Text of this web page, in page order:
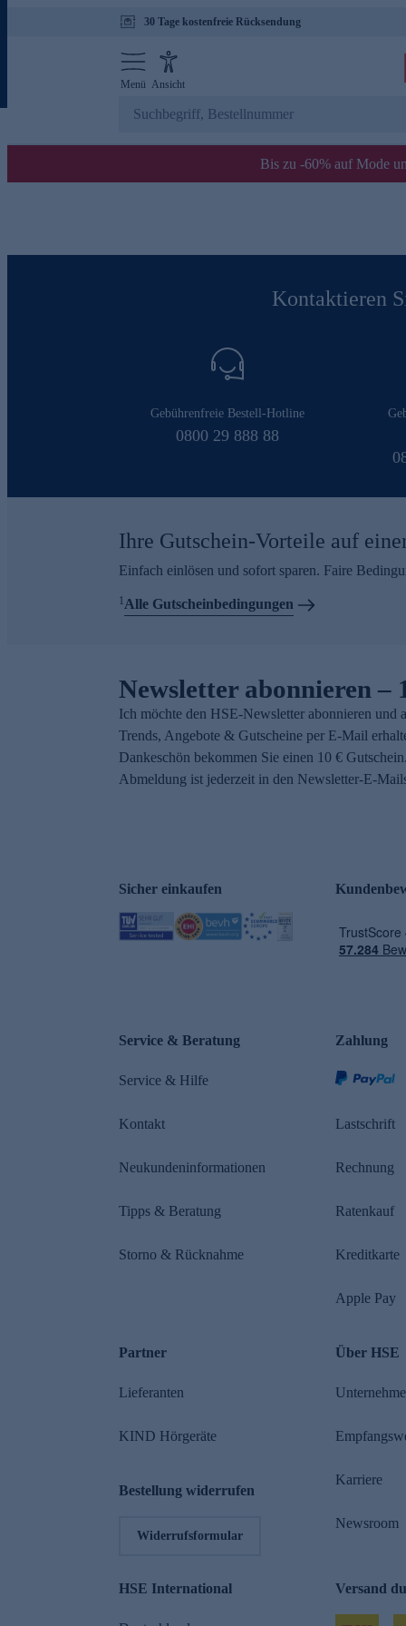
30 Tage kostenfreie Rücksendung
Menü Ansicht
Bis zu -60% auf Mode
Kontaktieren
Gebührenfreie Bestell-Hotline
0800 29 888 88
Ihre Gutschein-Vorteile auf
Einfach einlösen und sofort sparen. Faire
1Alle Gutscheinbedingungen
Newsletter abonnieren –
Ich möchte den HSE-Newsletter abonnieren und
Trends, Angebote & Gutscheine per E-Mail
Dankeschön bekommen Sie einen 10 €
Abmeldung ist jederzeit in den Newsletter-E-
Sicher einkaufen
Service & Beratung
Service & Hilfe
Kontakt
Neukundeninformationen
Tipps & Beratung
Storno & Rücknahme
Zahlung
Lastschrift
Rechnung
Ratenkauf
Kreditkarte
Apple Pay
Partner
Lieferanten
KIND Hörgeräte
Bestellung widerrufen
Widerrufsformular
Über HSE
Karriere
Newsroom
HSE International Versand